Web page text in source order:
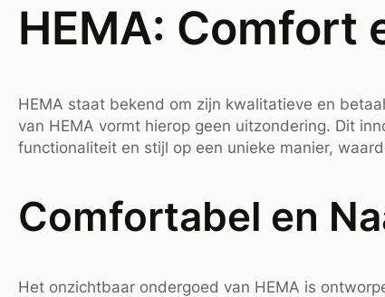
HEMA: Comfort
HEMA staat bekend om zijn kwalitatieve en
van HEMA vormt hierop geen uitzondering. Dit
functionaliteit en stijl op een unieke manier,
Comfortabel en
Het onzichtbaar ondergoed van HEMA is